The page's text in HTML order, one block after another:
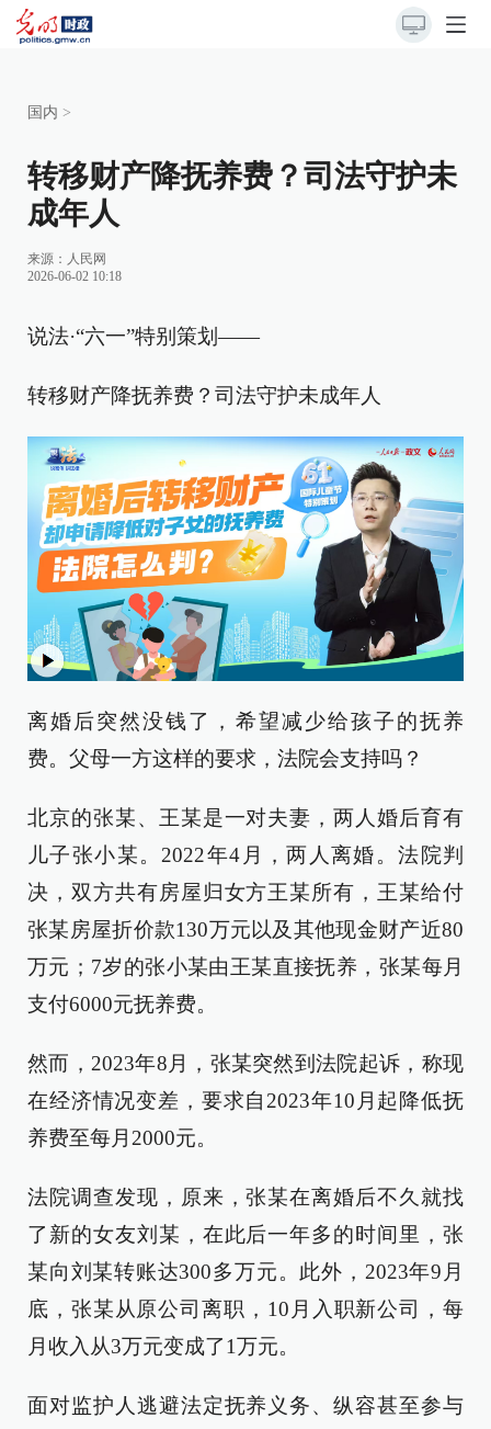
国内 >
转移财产降抚养费？司法守护未
成年人
来源： 人民网
2026-06-02 10:18
说法·“六一”特别策划——
转移财产降抚养费？司法守护未成年人
离婚后突然没钱了，希望减少给孩子的抚养
费。父母一方这样的要求，法院会支持吗？
北京的张某、王某是一对夫妻，两人婚后育有
儿子张小某。2022年4月，两人离婚。法院判
决，双方共有房屋归女方王某所有，王某给付
张某房屋折价款130万元以及其他现金财产近80
万元；7岁的张小某由王某直接抚养，张某每月
支付6000元抚养费。
然而，2023年8月，张某突然到法院起诉，称现
在经济情况变差，要求自2023年10月起降低抚
养费至每月2000元。
法院调查发现，原来，张某在离婚后不久就找
了新的女友刘某，在此后一年多的时间里，张
某向刘某转账达300多万元。此外，2023年9月
底，张某从原公司离职，10月入职新公司，每
月收入从3万元变成了1万元。
面对监护人逃避法定抚养义务、纵容甚至参与